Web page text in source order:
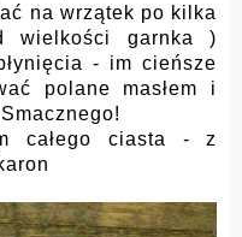
na wrzątek po kilka
wielkości garnka )
- im cieńsze
polane masłem i
całego ciasta - z